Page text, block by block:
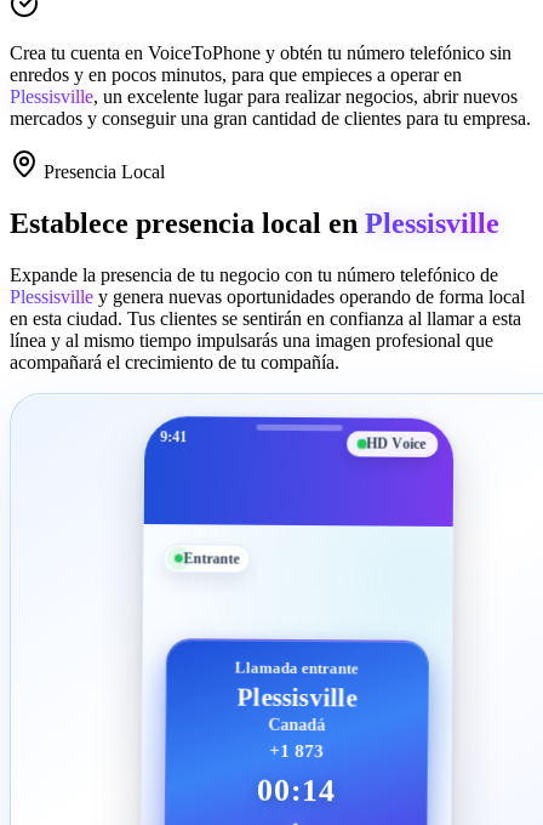
Crea tu cuenta en VoiceToPhone y obtén tu número telefónico sin
enredos y en pocos minutos, para que empieces a operar en
Plessisville, un excelente lugar para realizar negocios, abrir nuevos
mercados y conseguir una gran cantidad de clientes para tu empresa.
Presencia Local
Establece presencia local en Plessisville
Expande la presencia de tu negocio con tu número telefónico de
Plessisville y genera nuevas oportunidades operando de forma local
en esta ciudad. Tus clientes se sentirán en confianza al llamar a esta
línea y al mismo tiempo impulsarás una imagen profesional que
acompañará el crecimiento de tu compañía.
9:41 HD Voice
Entrante
Llamada entrante
Plessisville
Canadá
+1 873
00:14